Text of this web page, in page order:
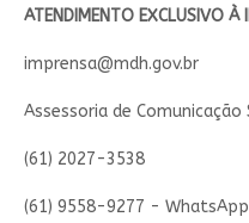
ATENDIMENTO EXCLUSIVO À
imprensa@mdh.gov.br
Assessoria de Comunicação
(61) 2027-3538
(61) 9558-9277 -